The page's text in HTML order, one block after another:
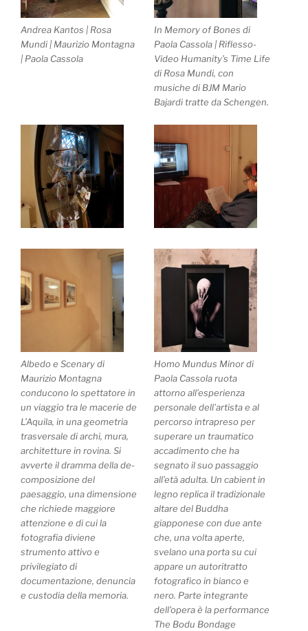
Andrea Kantos | Rosa
Mundi | Maurizio Montagna
| Paola Cassola
In Memory of Bones di
Paola Cassola | Riflesso-
Video Humanity’s Time Life
di Rosa Mundi, con
musiche di BJM Mario
Bajardi tratte da Schengen.
Albedo e Scenary di
Maurizio Montagna
conducono lo spettatore in
un viaggio tra le macerie de
L’Aquila, in una geometria
trasversale di archi, mura,
architetture in rovina. Si
avverte il dramma della de-
composizione del
paesaggio, una dimensione
che richiede maggiore
attenzione e di cui la
fotografia diviene
strumento attivo e
privilegiato di
documentazione, denuncia
e custodia della memoria.
Homo Mundus Minor di
Paola Cassola ruota
attorno all’esperienza
personale dell’artista e al
percorso intrapreso per
superare un traumatico
accadimento che ha
segnato il suo passaggio
all’età adulta. Un cabient in
legno replica il tradizionale
altare del Buddha
giapponese con due ante
che, una volta aperte,
svelano una porta su cui
appare un autoritratto
fotografico in bianco e
nero. Parte integrante
dell’opera è la performance
The Bodu Bondage